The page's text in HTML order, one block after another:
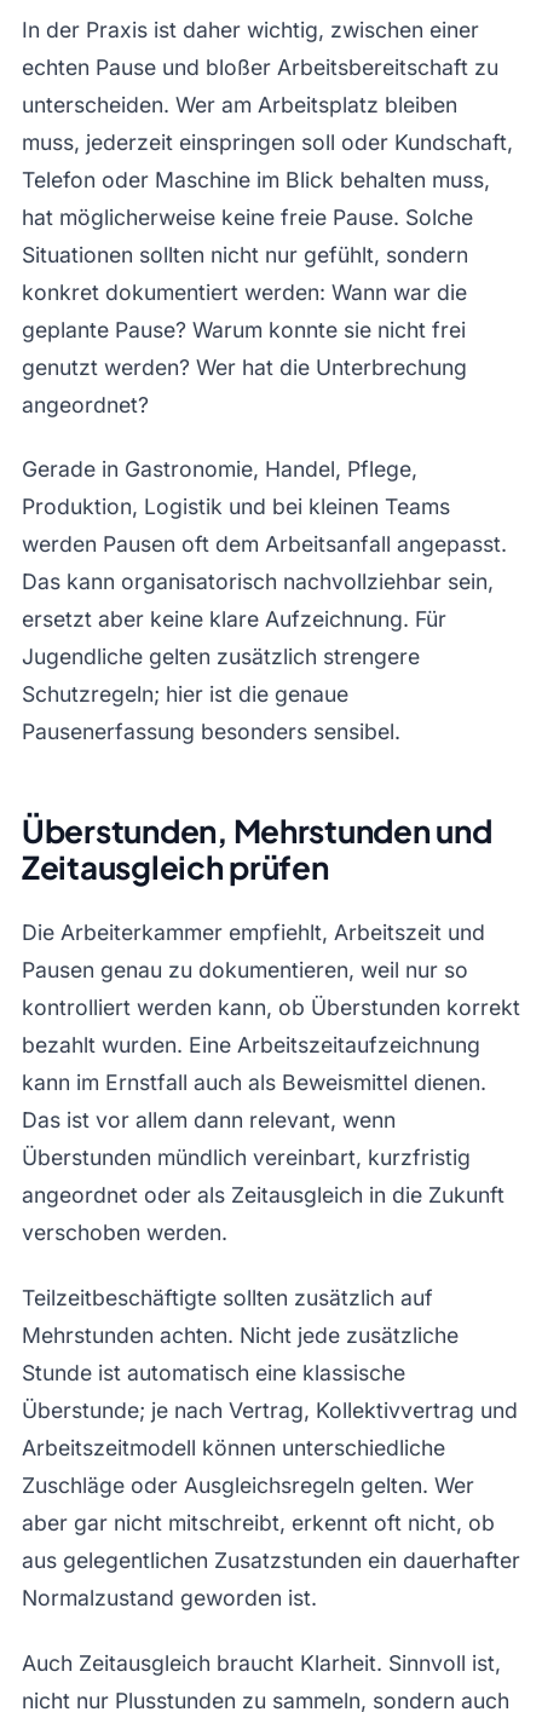
In der Praxis ist daher wichtig, zwischen einer
echten Pause und bloßer Arbeitsbereitschaft zu
unterscheiden. Wer am Arbeitsplatz bleiben
muss, jederzeit einspringen soll oder Kundschaft,
Telefon oder Maschine im Blick behalten muss,
hat möglicherweise keine freie Pause. Solche
Situationen sollten nicht nur gefühlt, sondern
konkret dokumentiert werden: Wann war die
geplante Pause? Warum konnte sie nicht frei
genutzt werden? Wer hat die Unterbrechung
angeordnet?
Gerade in Gastronomie, Handel, Pflege,
Produktion, Logistik und bei kleinen Teams
werden Pausen oft dem Arbeitsanfall angepasst.
Das kann organisatorisch nachvollziehbar sein,
ersetzt aber keine klare Aufzeichnung. Für
Jugendliche gelten zusätzlich strengere
Schutzregeln; hier ist die genaue
Pausenerfassung besonders sensibel.
Überstunden, Mehrstunden und
Zeitausgleich prüfen
Die Arbeiterkammer empfiehlt, Arbeitszeit und
Pausen genau zu dokumentieren, weil nur so
kontrolliert werden kann, ob Überstunden korrekt
bezahlt wurden. Eine Arbeitszeitaufzeichnung
kann im Ernstfall auch als Beweismittel dienen.
Das ist vor allem dann relevant, wenn
Überstunden mündlich vereinbart, kurzfristig
angeordnet oder als Zeitausgleich in die Zukunft
verschoben werden.
Teilzeitbeschäftigte sollten zusätzlich auf
Mehrstunden achten. Nicht jede zusätzliche
Stunde ist automatisch eine klassische
Überstunde; je nach Vertrag, Kollektivvertrag und
Arbeitszeitmodell können unterschiedliche
Zuschläge oder Ausgleichsregeln gelten. Wer
aber gar nicht mitschreibt, erkennt oft nicht, ob
aus gelegentlichen Zusatzstunden ein dauerhafter
Normalzustand geworden ist.
Auch Zeitausgleich braucht Klarheit. Sinnvoll ist,
nicht nur Plusstunden zu sammeln, sondern auch